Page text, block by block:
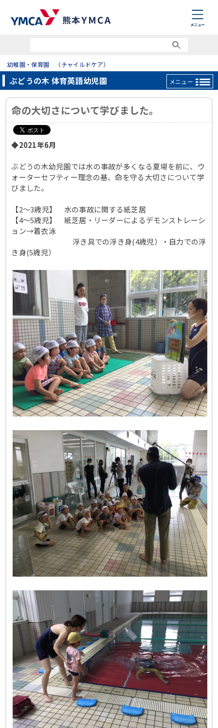
幼稚園・保育園 （チャイルドケア）
ぶどうの木 体育英語幼児園 メニュー
命の大切さについて学びました。
◆2021年6月
ぶどうの木幼児園では水の事故が多くなる夏場を前に、ウ
ォーターセフティー理念の基、命を守る大切さについて学
びました。
【2～3歳児】 水の事故に関する紙芝居
【4～5歳児】 紙芝居・リーダーによるデモンストレーシ
ョン→着衣泳
浮き具での浮き身(4歳児）・自力での浮
き身(5歳児）